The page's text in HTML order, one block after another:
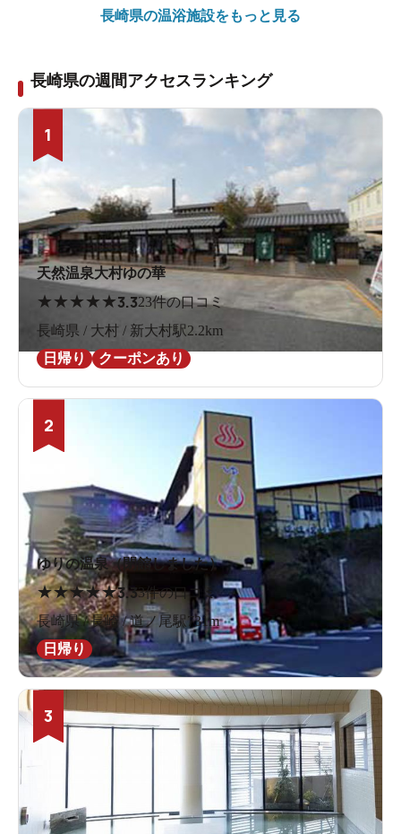
長崎県の温浴施設をもっと見る
長崎県の週間アクセスランキング
1
天然温泉大村ゆの華
★ ★ ★ ★ ★3.323件の口コミ
長崎県 / 大村 / 新大村駅2.2km
日帰り
クーポンあり
2
ゆりの温泉（閉館しました）
★★★★★3.33件の口コミ
長崎県 / 長崎 / 道ノ尾駅731m
日帰り
3